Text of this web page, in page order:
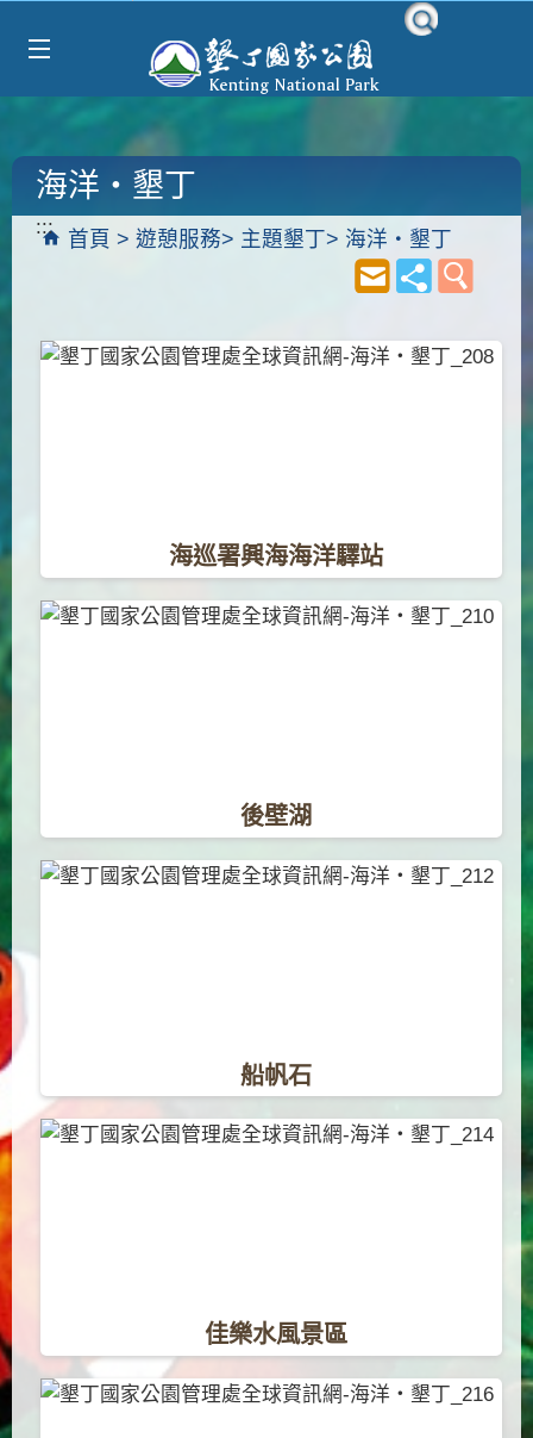
:::
首頁 遊憩服務 主題墾丁 海洋‧墾丁
海洋‧墾丁
海巡署興海海洋驛站
後壁湖
船帆石
佳樂水風景區